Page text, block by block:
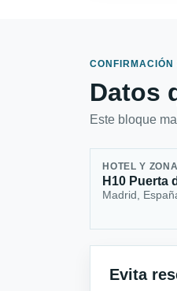
CONFIRMACIÓN
Datos
Este bloque
HOTEL Y ZONA
H10 Puerta
Madrid,
Evita